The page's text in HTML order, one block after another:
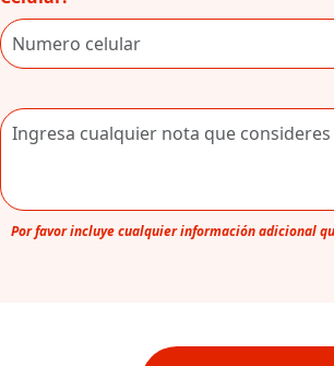
Por favor incluye cualquier información adicional